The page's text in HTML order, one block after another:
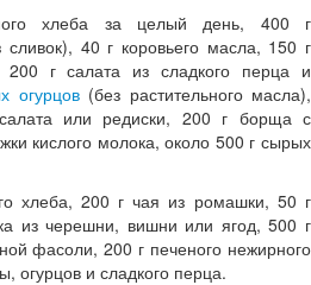
хлеба за целый день, 400 г
40 г коровьего масла, 150 г
200 г салата из сладкого перца и
огурцов(без растительного масла),
или редиски, 200 г борща с
кислого молока, около 500 г сырых
хлеба, 200 г чая из ромашки, 50 г
из черешни, вишни или ягод, 500 г
фасоли, 200 г печеного нежирного
огурцов и сладкого перца.